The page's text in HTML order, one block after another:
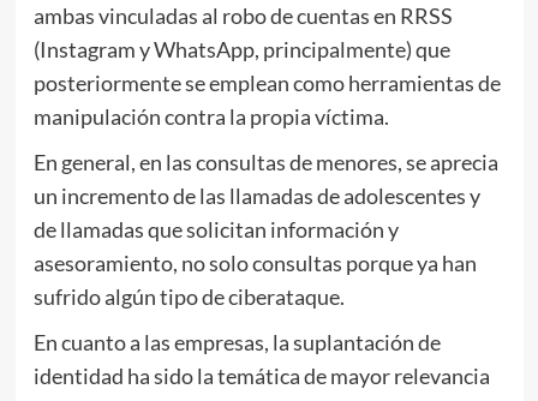
ambas vinculadas al robo de cuentas en RRSS
(Instagram y WhatsApp, principalmente) que
posteriormente se emplean como herramientas de
manipulación contra la propia víctima.
En general, en las consultas de menores, se aprecia
un incremento de las llamadas de adolescentes y
de llamadas que solicitan información y
asesoramiento, no solo consultas porque ya han
sufrido algún tipo de ciberataque.
En cuanto a las empresas, la suplantación de
identidad ha sido la temática de mayor relevancia